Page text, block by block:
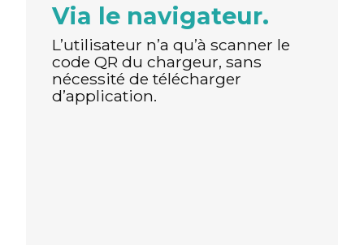
Via le navigateur.
L’utilisateur n’a qu’à scanner le
code QR du chargeur, sans
nécessité de télécharger
d’application.